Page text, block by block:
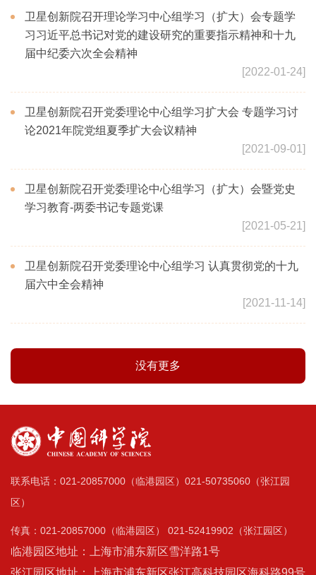
卫星创新院召开理论学习中心组学习（扩大）会专题学
习习近平总书记对党的建设研究的重要指示精神和十九
届中纪委六次全会精神
[2022-01-24]
卫星创新院召开党委理论中心组学习扩大会 专题学习讨
论2021年院党组夏季扩大会议精神
[2021-09-01]
卫星创新院召开党委理论中心组学习（扩大）会暨党史
学习教育-两委书记专题党课
[2021-05-21]
卫星创新院召开党委理论中心组学习 认真贯彻党的十九
届六中全会精神
[2021-11-14]
没有更多
联系电话：021-20857000（临港园区）021-50735060（张江园
区）
传真：021-20857000（临港园区） 021-52419902（张江园区）
临港园区地址：上海市浦东新区雪洋路1号